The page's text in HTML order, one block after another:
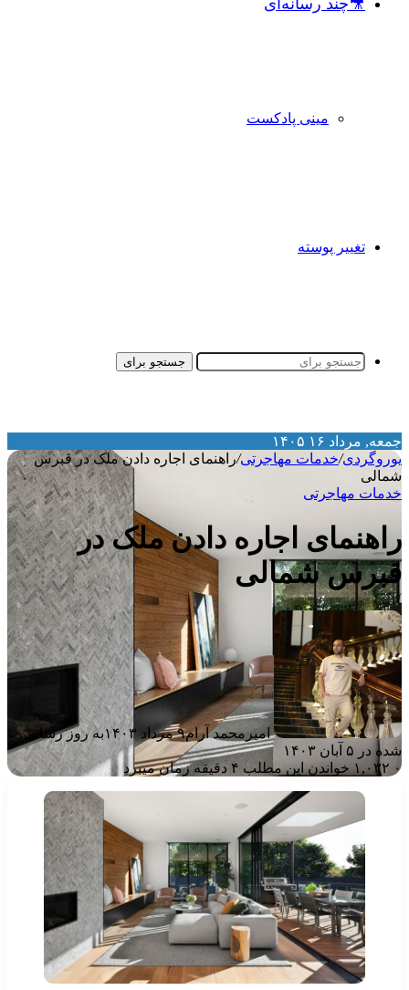
🎥چند رسانه‌ای
مینی پادکست
تغییر پوسته
جستجو برای
مرداد ۱۶ ۱۴۰۵
/خدمات مهاجرتی/ راهنمای اجاره دادن ملک در قبرس
مهاجرتی
اجاره دادن ملک در
شمالی
امیرمحمد آرام۹ مرداد ۱۴۰۳
به روز رسانی
در ۵ آبان ۱۴۰۳
۱,۰۳۲ خواندن این مطلب ۴ دقیقه زمان میبرد